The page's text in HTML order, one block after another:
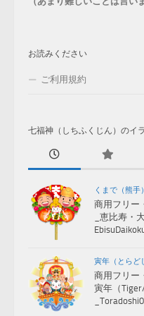
お読みください
ご利用規約
七福神（しちふくじん）のイ
くまで（熊手）
商用フリー
_恵比寿・
寅年（とらど
商用フリー
寅年（